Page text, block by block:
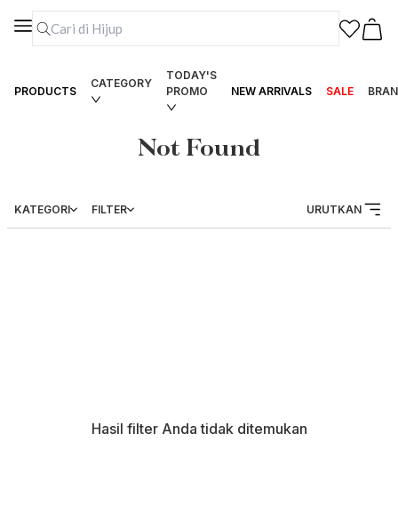
PRODUCTS
CATEGORY
TODAY'S
PROMO
NEW ARRIVALS SALE
Not Found
KATEGORI FILTER URUTKAN
Hasil filter Anda tidak ditemukan